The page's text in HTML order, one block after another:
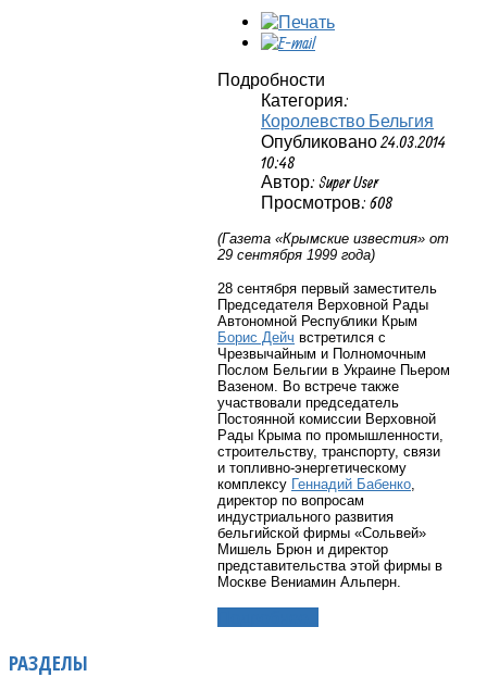
Подробности
Категория:
Королевство Бельгия
Опубликовано 24.03.2014
10:48
Автор: Super User
Просмотров: 608
(Газета «Крымские известия» от
29 сентября 1999 года)
28 сентября первый заместитель
Председателя Верховной Рады
Автономной Республики Крым
Борис Дейч встретился с
Чрезвычайным и Полномочным
Послом Бельгии в Украине Пьером
Вазеном. Во встрече также
участвовали председатель
Постоянной комиссии Верховной
Рады Крыма по промышленности,
строительству, транспорту, связи
и топливно-энергетическому
комплексу Геннадий Бабенко,
директор по вопросам
индустриального развития
бельгийской фирмы «Сольвей»
Мишель Брюн и директор
представительства этой фирмы в
Москве Вениамин Альперн.
РАЗДЕЛЫ